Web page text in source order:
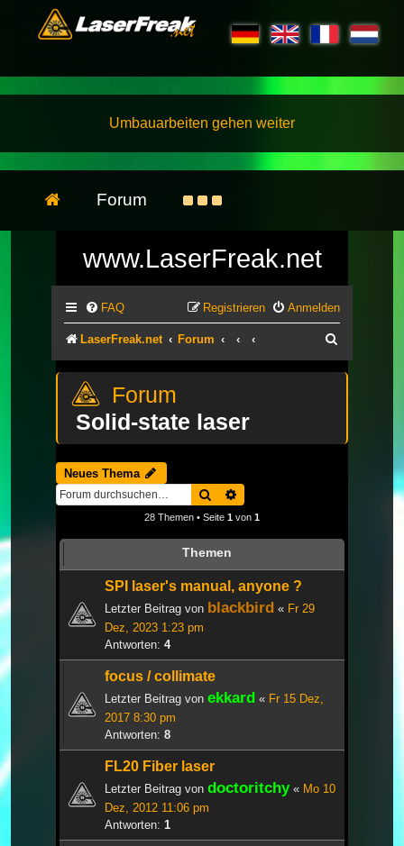
Umbauarbeiten gehen weiter
Forum
www.LaserFreak.net
FAQ Anmelden
Registrieren
LaserFreak.net Forum
Solid-state laser
Neues Thema
Suche
28 Themen • Seite 1 von 1
Themen
SPI laser's manual, anyone ?
Letzter Beitrag von blackbird « Fr 29
Dez, 2023 1:23 pm
Antworten: 4
focus / collimate
Letzter Beitrag von ekkard « Fr 15 Dez,
2017 8:30 pm
Antworten: 8
FL20 Fiber laser
Letzter Beitrag von doctoritchy« Mo 10
Dez, 2012 11:06 pm
Antworten: 1